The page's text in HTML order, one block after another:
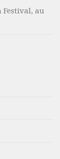
Festival, au